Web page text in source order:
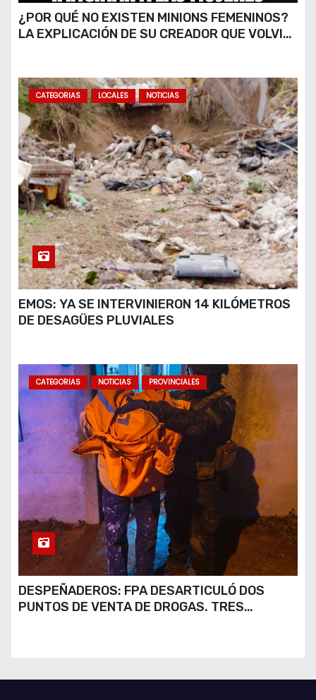
¿POR QUÉ NO EXISTEN MINIONS FEMENINOS?
LA EXPLICACIÓN DE SU CREADOR QUE VOLVIÓ
CATEGORIAS LOCALES NOTICIAS
EMOS: YA SE INTERVINIERON 14 KILÓMETROS
DE DESAGÜES PLUVIALES
CATEGORIAS NOTICIAS PROVINCIALES
DESPEÑADEROS: FPA DESARTICULÓ DOS
PUNTOS DE VENTA DE DROGAS. TRES